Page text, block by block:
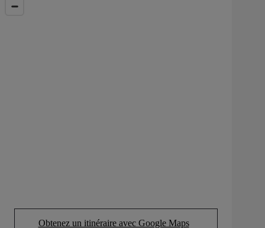
Obtenez un itinéraire avec Google Maps